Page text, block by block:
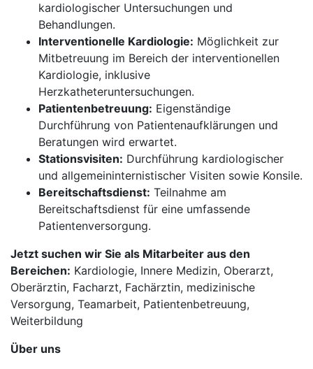
kardiologischer Untersuchungen und
Behandlungen.
Interventionelle Kardiologie: Möglichkeit zur
Mitbetreuung im Bereich der interventionellen
Kardiologie, inklusive
Herzkatheteruntersuchungen.
Patientenbetreuung: Eigenständige
Durchführung von Patientenaufklärungen und
Beratungen wird erwartet.
Stationsvisiten: Durchführung kardiologischer
und allgemeininternistischer Visiten sowie Konsile.
Bereitschaftsdienst: Teilnahme am
Bereitschaftsdienst für eine umfassende
Patientenversorgung.
Jetzt suchen wir Sie als Mitarbeiter aus den
Bereichen: Kardiologie, Innere Medizin, Oberarzt,
Oberärztin, Facharzt, Fachärztin, medizinische
Versorgung, Teamarbeit, Patientenbetreuung,
Weiterbildung
Über uns